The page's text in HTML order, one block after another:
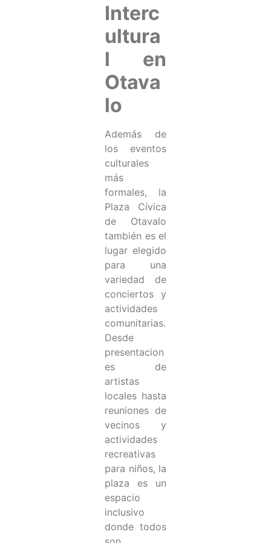
Interc
ultura
l en
Otava
lo
Además de
los eventos
culturales
más
formales, la
Plaza Cívica
de Otavalo
también es el
lugar elegido
para una
variedad de
conciertos y
actividades
comunitarias.
Desde
presentacion
es de
artistas
locales hasta
reuniones de
vecinos y
actividades
recreativas
para niños, la
plaza es un
espacio
inclusivo
donde todos